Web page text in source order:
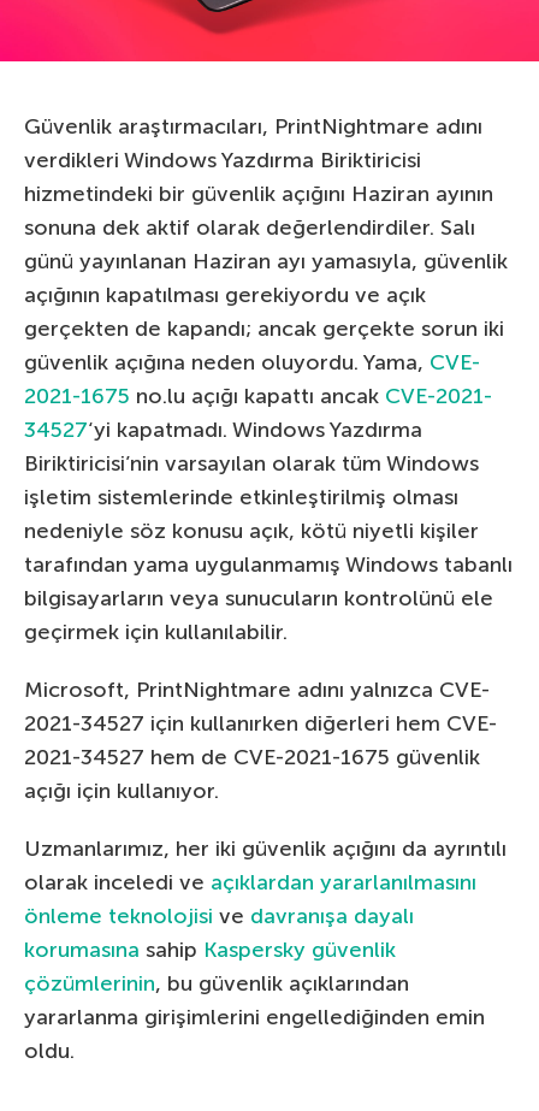
Güvenlik araştırmacıları, PrintNightmare adını
verdikleri Windows Yazdırma Biriktiricisi
hizmetindeki bir güvenlik açığını Haziran ayının
sonuna dek aktif olarak değerlendirdiler. Salı
günü yayınlanan Haziran ayı yamasıyla, güvenlik
açığının kapatılması gerekiyordu ve açık
gerçekten de kapandı; ancak gerçekte sorun iki
güvenlik açığına neden oluyordu. Yama, CVE-
2021-1675 no.lu açığı kapattı ancak CVE-2021-
34527‘yi kapatmadı. Windows Yazdırma
Biriktiricisi’nin varsayılan olarak tüm Windows
işletim sistemlerinde etkinleştirilmiş olması
nedeniyle söz konusu açık, kötü niyetli kişiler
tarafından yama uygulanmamış Windows tabanlı
bilgisayarların veya sunucuların kontrolünü ele
geçirmek için kullanılabilir.
Microsoft, PrintNightmare adını yalnızca CVE-
2021-34527 için kullanırken diğerleri hem CVE-
2021-34527 hem de CVE-2021-1675 güvenlik
açığı için kullanıyor.
Uzmanlarımız, her iki güvenlik açığını da ayrıntılı
olarak inceledi ve açıklardan yararlanılmasını
önleme teknolojisi ve davranışa dayalı
korumasına sahip Kaspersky güvenlik
çözümlerinin, bu güvenlik açıklarından
yararlanma girişimlerini engellediğinden emin
oldu.